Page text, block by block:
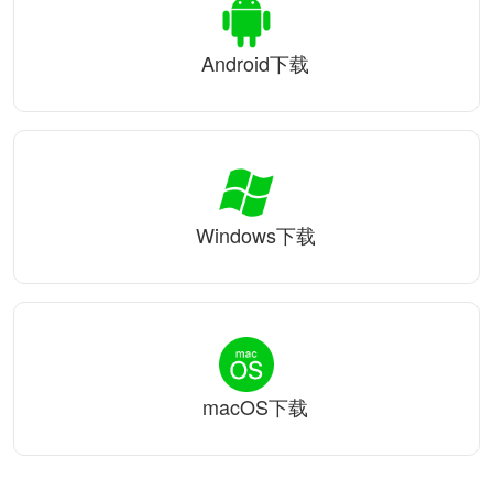
Android下载
Windows下载
macOS下载